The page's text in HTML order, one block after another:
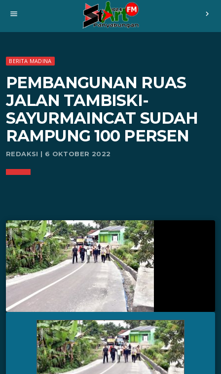
menu chevron_right
BERITA MADINA
PEMBANGUNAN RUAS
JALAN TAMBISKI-
SAYURMAINCAT SUDAH
RAMPUNG 100 PERSEN
REDAKSI | 6 OKTOBER 2022